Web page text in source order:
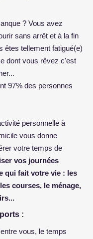
? Vous avez
sans arrêt et à la fin
êtes tellement fatigué(e)
dont vous rêvez c'est
97% des personnes
personnelle à
vous donne
votre temps de
vos journées
qui fait votre vie : les
courses, le ménage,
:
vous, le temps